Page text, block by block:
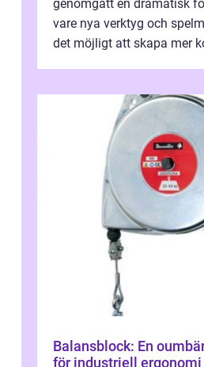
genomgått en dramatisk
vare nya verktyg och
det möjligt att skapa mer
Balansblock: En
för industriell ergonomi